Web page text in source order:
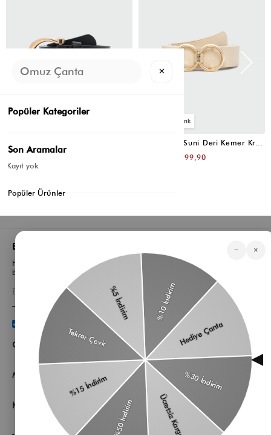
₺199,90
Bizden Haberler
Haberlerimiz, özel tekliflerimiz ve favori stillerimiz hakkında ilk siz
bilgi sahibi olun
Üyelik koşullarını ve kişisel verilerimin
korunmasını kabul
ediyorum.
Öne Çıkan Kategorilerimiz
Müşteri Hizmetleri
Kurumsal
✕
Popüler Kategoriler
Son Aramalar
Kayıt yok
Popüler Ürünler
− ×